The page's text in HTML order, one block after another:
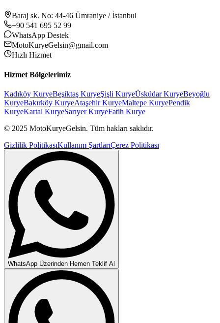
Baraj sk. No: 44-46 Ümraniye / İstanbul
+90 541 695 52 99
WhatsApp Destek
MotoKuryeGelsin@gmail.com
Hızlı Hizmet
Hizmet Bölgelerimiz
Kadıköy KuryeBeşiktaş KuryeŞişli KuryeÜsküdarKuryeBeyoğlu
KuryeBakırköy KuryeAtaşehirKuryeMaltepe KuryePendik
KuryeKartal KuryeSarıyerKuryeFatih Kurye
© 2025 MotoKuryeGelsin. Tüm hakları saklıdır.
Gizlilik PolitikasıKullanım ŞartlarıÇerez Politikası
WhatsApp Üzerinden Hemen Teklif Al